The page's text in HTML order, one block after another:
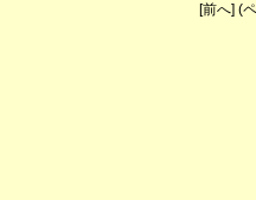
[前へ] (